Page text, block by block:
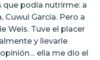
que podía nutrirme: a
Cuwui García. Pero a
Weis. Tuve el placer
y llevarle
ella me dio el